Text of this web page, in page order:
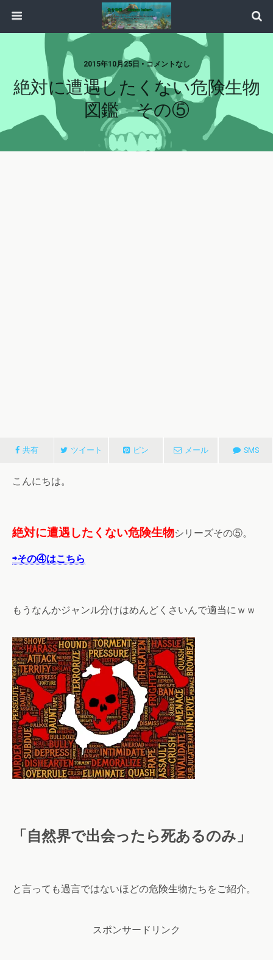
2015年10月25日 • コメントなし
絶対に遭遇したくない危険生物
図鑑 その⑤
共有 ツイート ピン メール SMS
こんにちは。
絶対に遭遇したくない危険生物シリーズその⑤。
⇨その④はこちら
もうなんかジャンル分けはめんどくさいんで適当にｗｗ
「自然界で出会ったら死あるのみ」
と言っても過言ではないほどの危険生物たちをご紹介。
スポンサードリンク